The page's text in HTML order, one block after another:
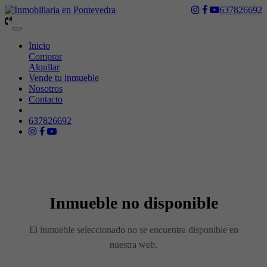
637826692
Toggle
navigation
Inicio
Comprar
Alquilar
Vende tu inmueble
Nosotros
Contacto
637826692
Inmueble no disponible
El inmueble seleccionado no se encuentra disponible en
nuestra web.